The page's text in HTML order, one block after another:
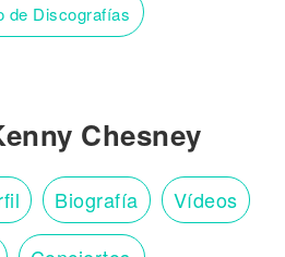
de Discografías
Chesney
Biografía Vídeos